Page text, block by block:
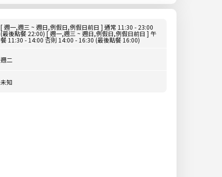
[ 週一,週三 ~ 週日,例假日,例假日前日 ] 通常 11:30 - 23:00
(最後點餐 22:00) [ 週一,週三 ~ 週日,例假日,例假日前日 ] 午
餐 11:30 - 14:00 否則 14:00 - 16:30 (最後點餐 16:00)
週二
未知